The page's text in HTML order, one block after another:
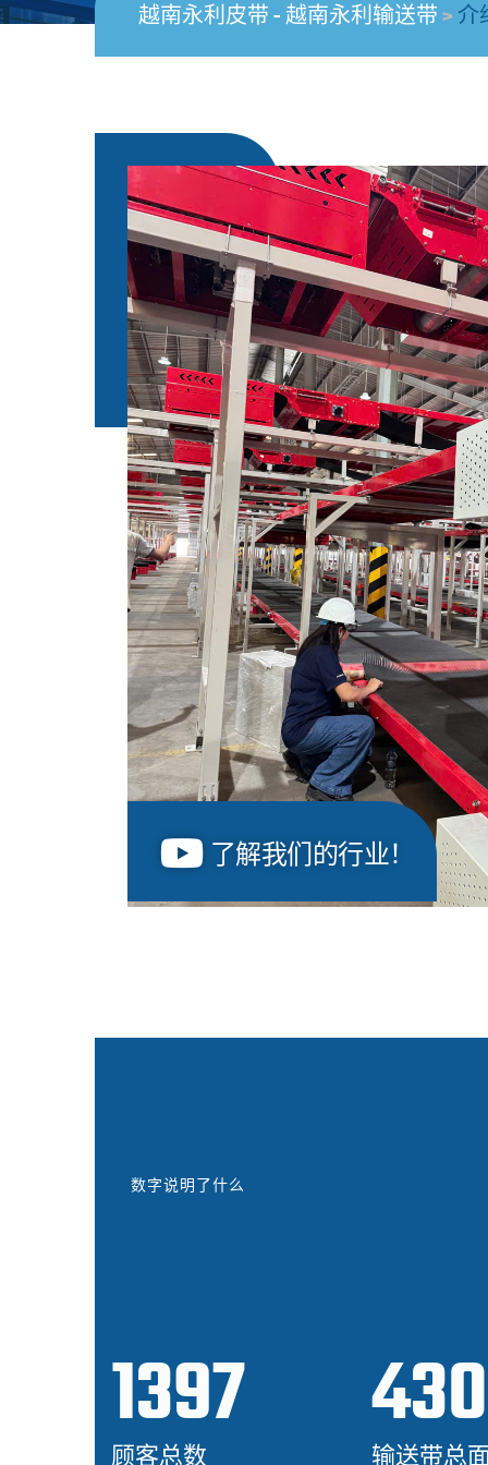
越南永利皮带 - 越南永利输送带>介
了解我们的行业！
数字说明了什么
1397
顾客总数 输送带总